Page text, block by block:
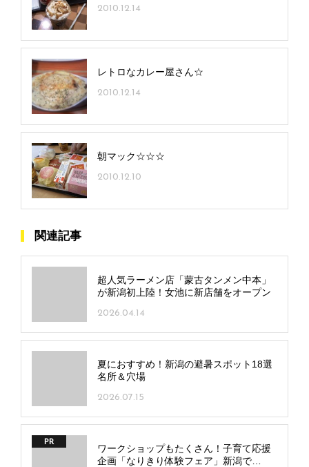
2010.12.14
レトロなカレー屋さん☆
2010.12.14
朝マック☆☆☆
2010.12.10
関連記事
超人気ラーメン店「蒙古タンメン中本」
が新潟初上陸！女池に新店舗をオープン
2026.04.14
夏におすすめ！新潟の避暑スポット18選
名所＆穴場
2026.07.15
PR
ワークショップもたくさん！子育て応援
企画「なりきり体験フェア」新潟で